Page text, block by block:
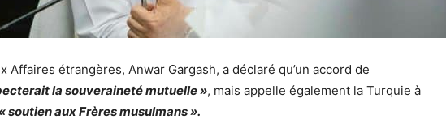
Affaires étrangères, Anwar Gargash, a déclaré qu’un accord de
la souveraineté mutuelle », mais appelle également la Turquie à
« soutien aux Frères musulmans ».